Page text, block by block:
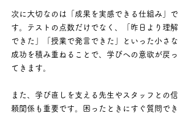
次に大切なのは「成果を実感できる仕組み」で
す。テストの点数だけでなく、「昨日より理解
できた」「授業で発言できた」といった小さな
成功を積み重ねることで、学びへの意欲が戻っ
てきます。
また、学び直しを支える先生やスタッフとの信
頼関係も重要です。困ったときにすぐ質問でき